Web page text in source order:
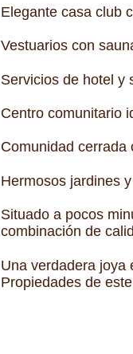
Elegante casa club
Vestuarios con
Servicios de hotel y
Centro comunitario
Comunidad cerrada
Hermosos jardines
Situado a pocos
combinación de
Una verdadera joya
Propiedades de